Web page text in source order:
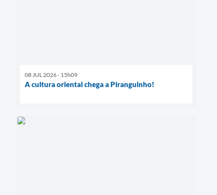
08 JUL 2026 - 15h09
A cultura oriental chega a Piranguinho!